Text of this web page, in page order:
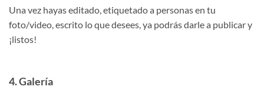
Una vez hayas editado, etiquetado a personas en tu
foto/video, escrito lo que desees, ya podrás darle a publicar y
¡listos!
4. Galería